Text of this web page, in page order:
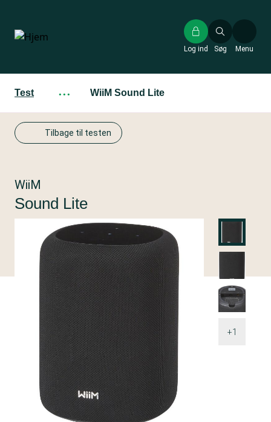
hovedindhold
Søg
Log ind Menu
Test ··· WiiM Sound Lite
Tilbage til testen
+1
WiiM
Sound Lite